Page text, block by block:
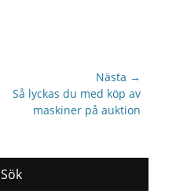
Nästa →
Nästa
inlägg:
Så lyckas du med köp av
maskiner på auktion
Sök